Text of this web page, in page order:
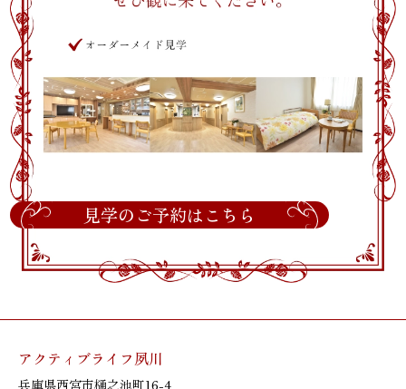
見学のご予約はこちら
アクティブライフ夙川